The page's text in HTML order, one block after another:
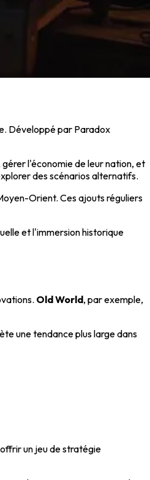
Développé par Paradox
l'économie de leur nation, et
des scénarios alternatifs.
Orient. Ces ajouts réguliers
et l'immersion historique
Old World, par exemple,
une tendance plus large dans
un jeu de stratégie